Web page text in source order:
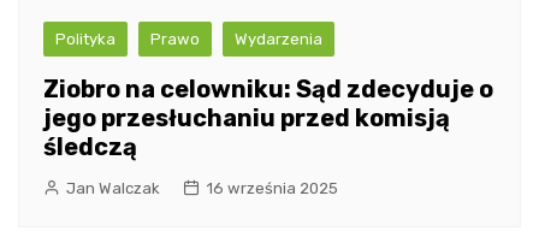
Polityka Prawo Wydarzenia
Ziobro na celowniku: Sąd zdecyduje o
jego przesłuchaniu przed komisją
śledczą
Jan Walczak 16 września 2025